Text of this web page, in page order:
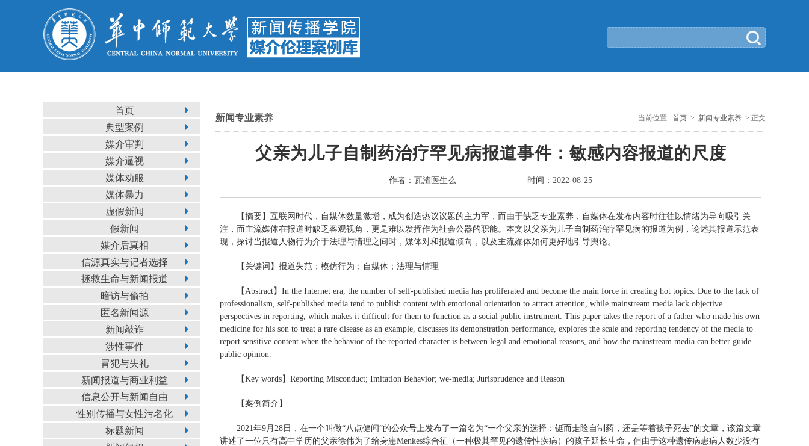
首页
典型案例
媒介审判
媒介逼视
媒体劝服
媒体暴力
虚假新闻
假新闻
媒介后真相
信源真实与记者选择
拯救生命与新闻报道
暗访与偷拍
匿名新闻源
新闻敲诈
涉性事件
冒犯与失礼
新闻报道与商业利益
信息公开与新闻自由
性别传播与女性污名化
标题新闻
新闻专业素养 当前位置: 首页 > 新闻专业素养 > 正文
父亲为儿子自制药治疗罕见病报道事件：敏感内容报道的尺度
作者： 瓦渣医生么 时间： 2022-08-25
【摘要】互联网时代，自媒体数量激增，成为创造热议议题的主力军，而由于缺乏专业素养，自媒体在发布内容时往往以情绪为导向吸引关
注，而主流媒体在报道时缺乏客观视角，更是难以发挥作为社会公器的职能。本文以父亲为儿子自制药治疗罕见病的报道为例，论述其报道示范表
现，探讨当报道人物行为介于法理与情理之间时，媒体对和报道倾向，以及主流媒体如何更好地引导舆论。
【关键词】报道失范；模仿行为；自媒体；法理与情理
【Abstract】In the Internet era, the number of self-published media has proliferated and become the main force in creating hot topics. Due to the lack of
professionalism, self-published media tend to publish content with emotional orientation to attract attention, while mainstream media lack objective
perspectives in reporting, which makes it difficult for them to function as a social public instrument. This paper takes the report of a father who made his own
medicine for his son to treat a rare disease as an example, discusses its demonstration performance, explores the scale and reporting tendency of the media to
report sensitive content when the behavior of the reported character is between legal and emotional reasons, and how the mainstream media can better guide
public opinion.
【Key words】Reporting Misconduct; Imitation Behavior; we-media; Jurisprudence and Reason
【案例简介】
2021年9月28日，在一个叫做“八点健闻”的公众号上发布了一篇名为“一个父亲的选择：铤而走险自制药，还是等着孩子死去”的文章，该篇文章
讲述了一位只有高中学历的父亲徐伟为了给身患Menkes综合征（一种极其罕见的遗传性疾病）的孩子延长生命，但由于这种遗传病患病人数少没有